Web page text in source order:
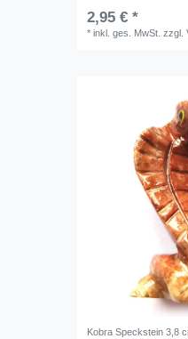
2,95 € *
*inkl. ges. MwSt. zzgl.
Kobra Speckstein 3,8